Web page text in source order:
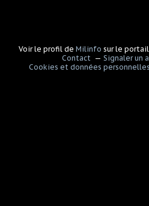
Voir le profil deMilinfo sur le
Contact
Signaler un
Cookies et données personnelles